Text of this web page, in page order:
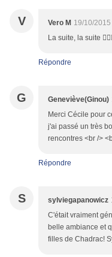
V Vero M 19/10/
La suite, la suite
Répondre
G Geneviève(Ginou)
Merci Cécile pour
j'ai passé un très
rencontres <br />
Répondre
S sylviegapanowicz
C'était vraiment
belle ambiance et
filles de Chadrac!